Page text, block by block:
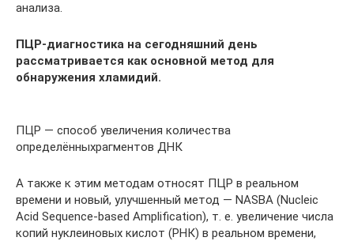
анализа.
ПЦР-диагностика на сегодняшний день
рассматривается как основной метод для
обнаружения хламидий.
ПЦР — способ увеличения количества
определённыхрагментов ДНК
А также к этим методам относят ПЦР в реальном
времени и новый, улучшенный метод — NASBA (Nucleic
Acid Sequence-based Amplification), т. е. увеличение числа
копий нуклеиновых кислот (РНК) в реальном времени,